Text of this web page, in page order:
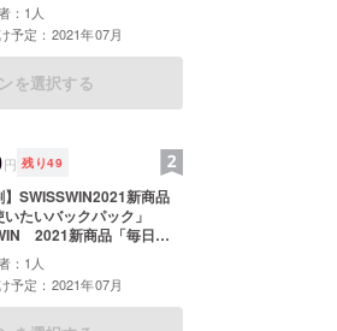
（ブラック）+SWISSWIN
ー（ブラック）1点 超早
限定・35%OFF の6,370円
円)送料込み ※製品カ
る可能性もございます。 ※
・仕様は変更になる可能性
ます。ご了承ください。 ※
況、使用部材の供給状況、
の都合等により出荷時期
合があります。
：1人
予定：2021年07月
を選択する
円 残り49
】SWISSWIN2021新商品
いたいバックパック」
2021新商品「毎日使
ックパック」SW2198 ・完
（ネイビー）+SWISSWIN
ー（ブラック）1点 超早
限定・35%OFF の6,370円
：1人
予定：2021年07月